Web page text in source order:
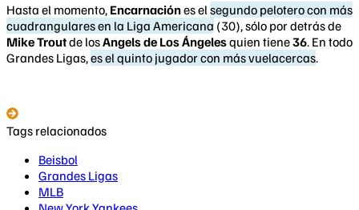
Hasta el momento, Encarnaciónes el segundo pelotero con más
cuadrangulares en la Liga Americana (30), sólo por detrás de
Mike Troutde losAngels de Los Ángelesquien tiene36. En todo
Grandes Ligas,es el quinto jugador con más vuelacercas.
Tags relacionados
Beisbol
Grandes Ligas
MLB